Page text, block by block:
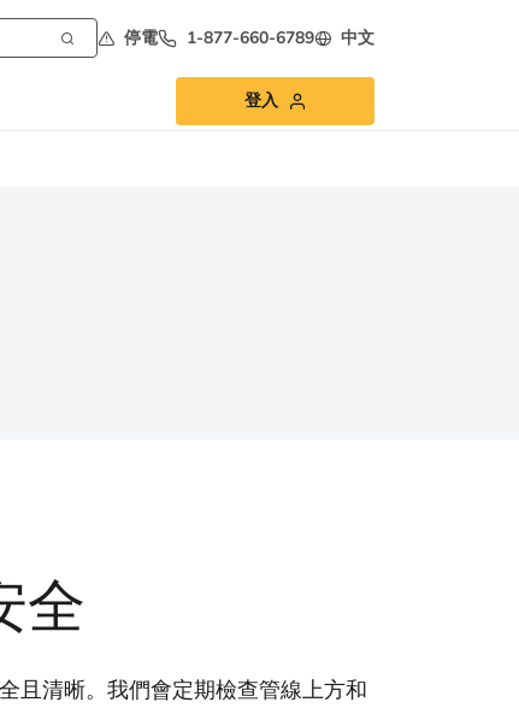
停電 1-877-660-6789 中文
登入
全
且清晰。我們會定期檢查管線上方和